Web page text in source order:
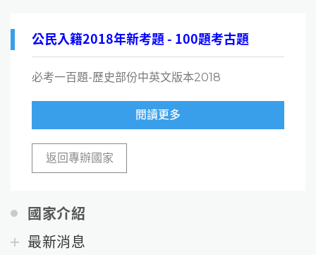
國家介紹
最新消息
公民入籍2018年新考題 - 100題考古題
必考一百題-歷史部份中英文版本2018
閱讀更多
返回專辦國家